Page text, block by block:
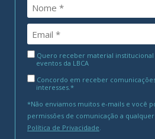
Quero receber material institucional
eventos da LBCA
Concordo em receber
interesses.*
*Não enviamos muitos e-mails e você
permissões de comunicação a
Política de Privacidade